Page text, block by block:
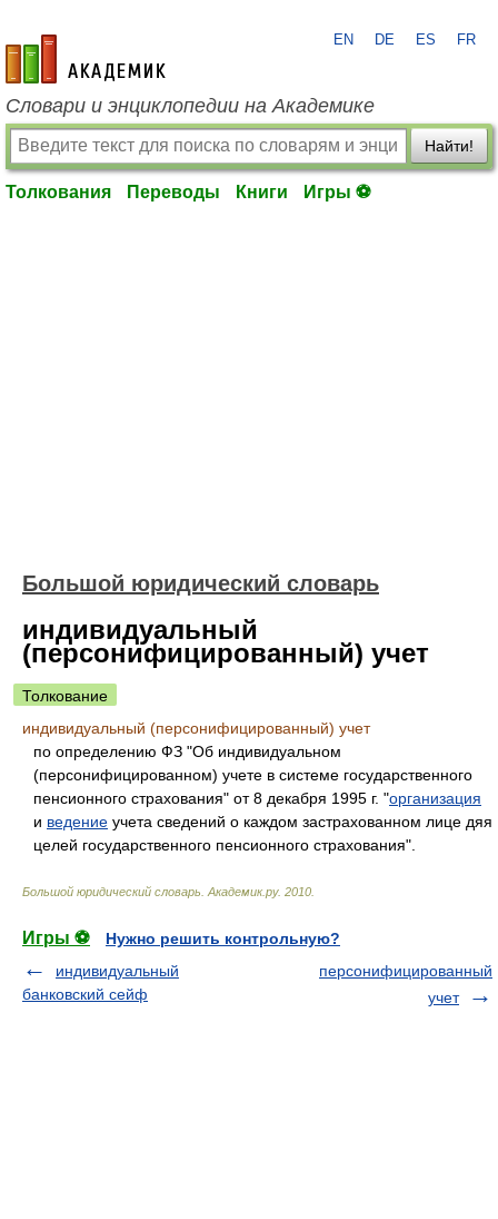
academic.ru
EN DE ES FR
Словари и энциклопедии на Академике
Найти!
Толкования Переводы Книги Игры ⚽
Большой юридический словарь
индивидуальный
(персонифицированный) учет
Толкование
индивидуальный (персонифицированный) учет
по определению ФЗ "Об индивидуальном
(персонифицированном) учете в системе государственного
пенсионного страхования" от 8 декабря 1995 г. "организация
и ведение учета сведений о каждом застрахованном лице дяя
целей государственного пенсионного страхования".
Большой юридический словарь Академик.ру. 2010
Игры ⚽
Нужно решить контрольную?
индивидуальный
банковский сейф
персонифицированный
учет